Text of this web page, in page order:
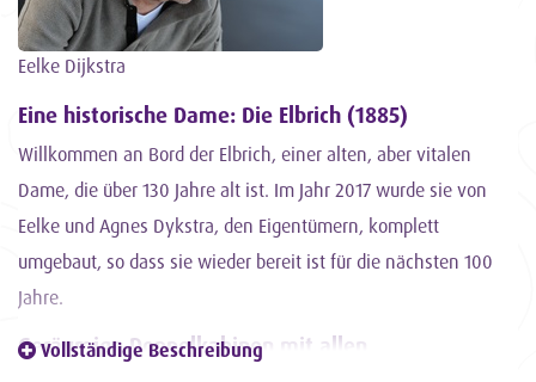
Eelke Dijkstra
Eine historische Dame: Die Elbrich (1885)
Willkommen an Bord der Elbrich, einer alten, aber vitalen
Dame, die über 130 Jahre alt ist. Im Jahr 2017 wurde sie von
Eelke und Agnes Dykstra, den Eigentümern, komplett
umgebaut, so dass sie wieder bereit ist für die nächsten 100
Jahre.
Geräumige Doppelkabinen mit allen
Annehmlichkeiten auf der Elbrich
Vollständige Beschreibung